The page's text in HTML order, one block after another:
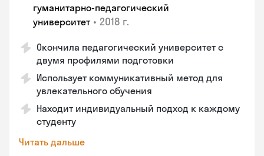
гуманитарно-педагогический
университет • 2018 г.
Окончила педагогический университет с
двумя профилями подготовки
Использует коммуникативный метод для
увлекательного обучения
Находит индивидуальный подход к каждому
студенту
Читать дальше